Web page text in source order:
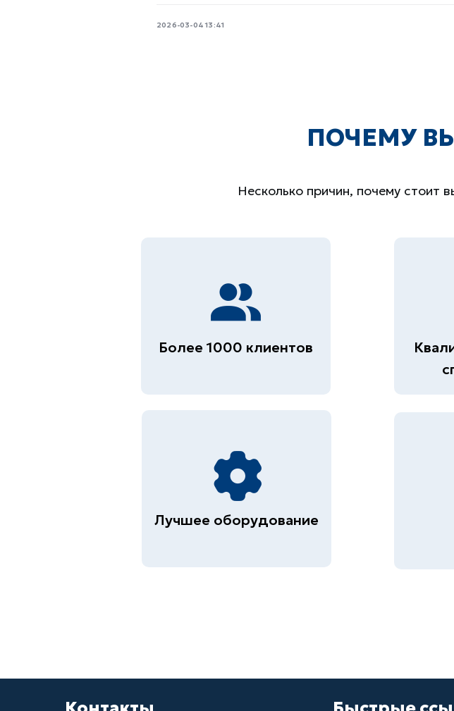
2026-03-04 13:41
Несколько причин, почему стоит
ПОЧЕМУ
Лучшее оборудование
Более 1000 клиентов